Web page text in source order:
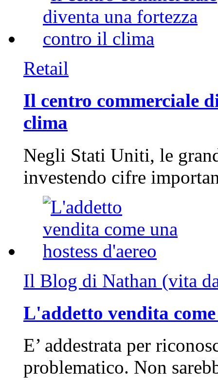
Retail
Il centro commerciale
clima
Negli Stati Uniti, le
investendo cifre
Il Blog di Nathan (vita
L'addetto vendita
E’ addestrata per
problematico. Non